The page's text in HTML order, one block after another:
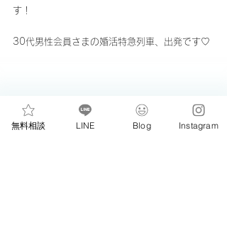
す！
30代男性会員さまの婚活特急列車、出発です♡
無料相談 LINE Blog Instagram